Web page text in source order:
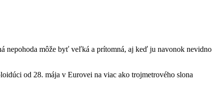
nepohoda môže byť veľká a prítomná, aj keď ju navonok nevidno
od 28. mája v Eurovei na viac ako trojmetrového slona